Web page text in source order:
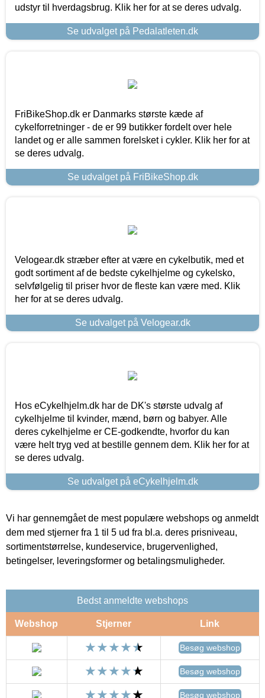
udstyr til hverdagsbrug. Klik her for at se deres udvalg.
Se udvalget på Pedalatleten.dk
FriBikeShop.dk er Danmarks største kæde af
cykelforretninger - de er 99 butikker fordelt over hele
landet og er alle sammen forelsket i cykler. Klik her for at
se deres udvalg.
Se udvalget på FriBikeShop.dk
Velogear.dk stræber efter at være en cykelbutik, med et
godt sortiment af de bedste cykelhjelme og cykelsko,
selvfølgelig til priser hvor de fleste kan være med. Klik
her for at se deres udvalg.
Se udvalget på Velogear.dk
Hos eCykelhjelm.dk har de DK's største udvalg af
cykelhjelme til kvinder, mænd, børn og babyer. Alle
deres cykelhjelme er CE-godkendte, hvorfor du kan
være helt tryg ved at bestille gennem dem. Klik her for at
se deres udvalg.
Se udvalget på eCykelhjelm.dk
Vi har gennemgået de mest populære webshops og anmeldt
dem med stjerner fra 1 til 5 ud fra bl.a. deres prisniveau,
sortimentstørrelse, kundeservice, brugervenlighed,
betingelser, leveringsformer og betalingsmuligheder.
Bedst anmeldte webshops
Webshop Stjerner Link
Besøg webshop
Besøg webshop
Besøg webshop